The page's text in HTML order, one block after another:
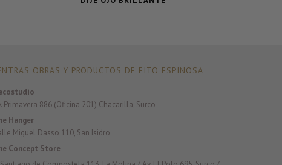
OBRAS Y PRODUCTOS DE FITO ESPINOSA
Primavera 886 (Oficina 201) Chacarilla, Surco
Hanger
Miguel Dasso 110, San Isidro
Concept Store